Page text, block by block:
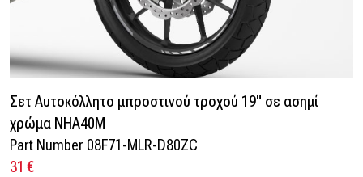
Σετ Αυτοκόλλητο μπροστινού τροχού 19" σε ασημί
χρώμα NHA40M
Part Number 08F71-MLR-D80ZC
31 €